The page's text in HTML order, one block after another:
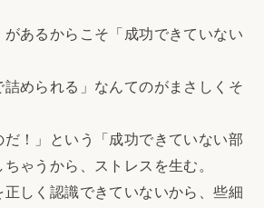
あるからこそ「成功できていない
められる」なんてのがまさしくそ
！」という「成功できていない部
ゃうから、ストレスを生む。
しく認識できていないから、些細